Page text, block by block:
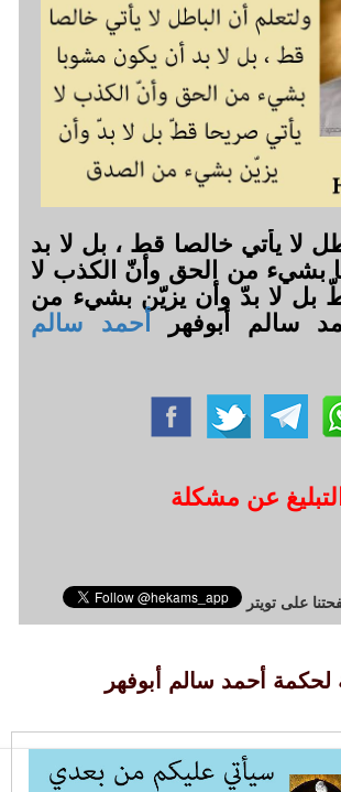
لا يأتي خالصا قط ، بل لا بد
بشيء من الحق وأنّ الكذب لا
بل لا بدّ وأن يزيّن بشيء من
سالم أبوفهرأحمد سالم
عن مشكلة
على تويتر
لحكمة أحمد سالم أبوفهر